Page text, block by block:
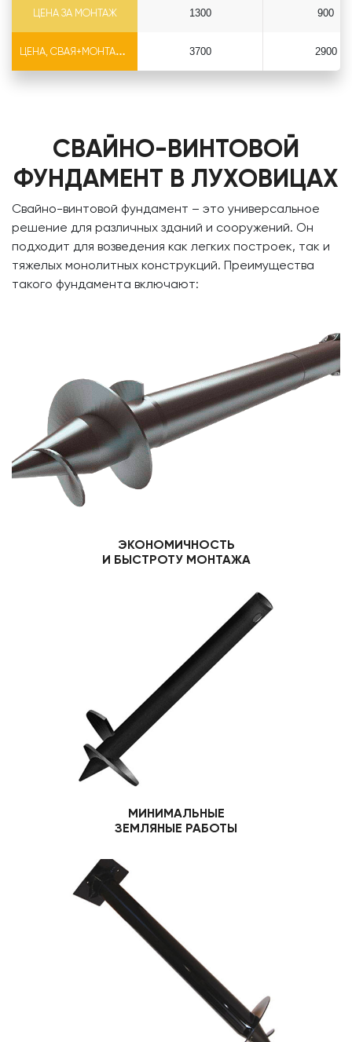
ЦЕНА ЗА МОНТАЖ
ЦЕНА, СВАЯ+МОНТАЖ (БЕЗ ОГОЛОВКА)
1300
3700
900
2900
СВАЙНО-ВИНТОВОЙ
ФУНДАМЕНТ В ЛУХОВИЦАХ
Свайно-винтовой фундамент – это универсальное
решение для различных зданий и сооружений. Он
подходит для возведения как легких построек, так и
тяжелых монолитных конструкций. Преимущества
такого фундамента включают:
ЭКОНОМИЧНОСТЬ
И БЫСТРОТУ МОНТАЖА
МИНИМАЛЬНЫЕ
ЗЕМЛЯНЫЕ РАБОТЫ